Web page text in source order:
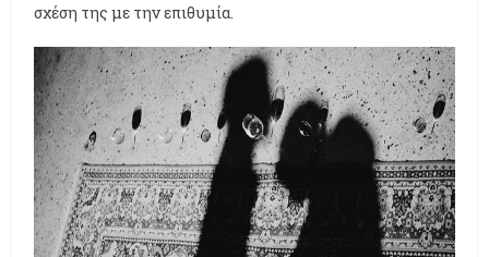
σχέση της με την επιθυμία.